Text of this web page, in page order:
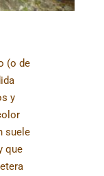
(o de
y
suele
que